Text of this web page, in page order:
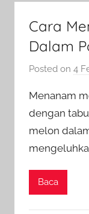
Cara
Dalam
Posted on 4
Menanam
dengan
melon
Baca